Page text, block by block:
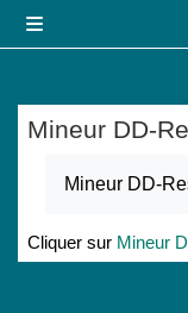
Mineur DD-
Mineur DD-
Cliquer sur Mineur